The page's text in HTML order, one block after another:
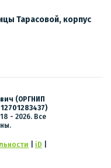
Тарасовой, корпус
(ОРГНИП
- 2026. Все
iD